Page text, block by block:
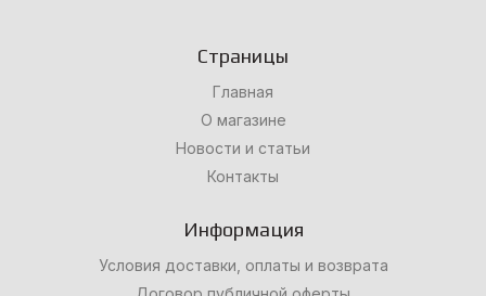
Страницы
Главная
О магазине
Новости и статьи
Контакты
Информация
Условия доставки, оплаты и возврата